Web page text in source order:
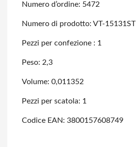
Numero d’ordine: 5472
Numero di prodotto: VT-15131ST
Pezzi per confezione : 1
Peso: 2,3
Volume: 0,011352
Pezzi per scatola: 1
Codice EAN: 3800157608749